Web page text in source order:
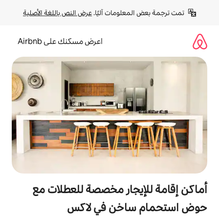
آليًا. عرض النص باللغة الأصلية
مخصصة للعطلات مع
في لاكس